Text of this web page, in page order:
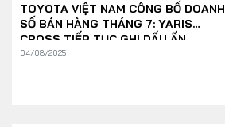
TOYOTA VIỆT NAM CÔNG BỐ DOANH
SỐ BÁN HÀNG THÁNG 7: YARIS
CROSS TIẾP TỤC GHI DẤU ẤN
04/08/2025